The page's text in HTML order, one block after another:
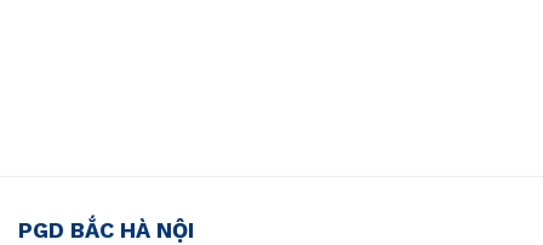
PGD BẮC HÀ NỘI